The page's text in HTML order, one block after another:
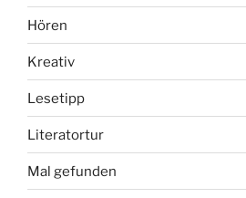
Hören
Kreativ
Lesetipp
Literatortur
Mal gefunden